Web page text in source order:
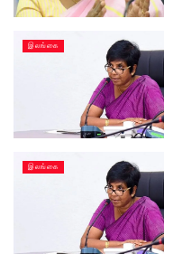
இலங்கை
இலங்கை